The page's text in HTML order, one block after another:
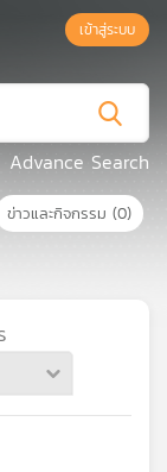
เข้าสู่ระบบ
Advance Search
ข่าวและกิจกรรม (0)